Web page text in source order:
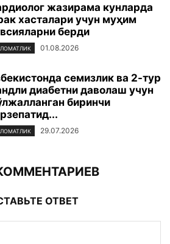
жазирама кунларда
хасталари учун муҳим
берди
01.08.2026
семизлик ва 2-тур
диабетни даволаш учун
биринчи
29.07.2026
ОТВЕТ